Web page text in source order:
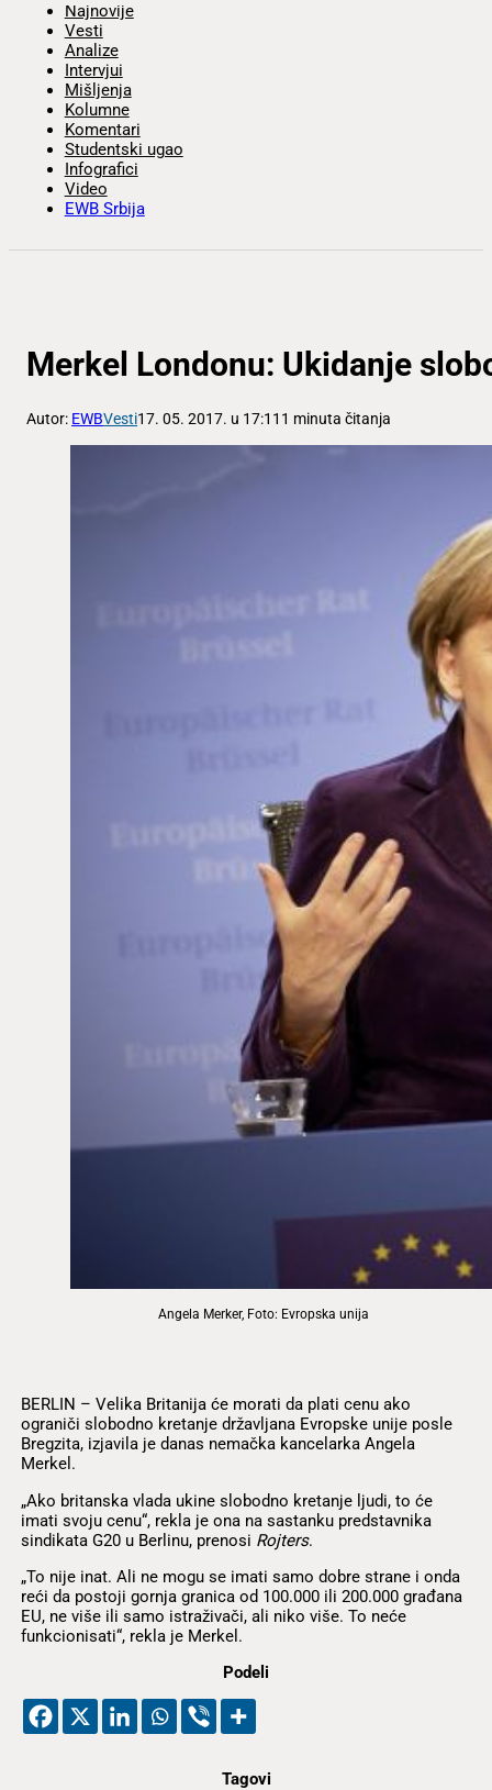
Najnovije
Vesti
Analize
Intervjui
Mišljenja
Kolumne
Komentari
Studentski ugao
Infografici
Video
EWB Srbija
Merkel Londonu: Ukidanje
Autor: EWBVesti17. 05. 2017. u 17:11 1 minuta čitanja
Angela Merker, Foto: Evropska unija
BERLIN – Velika Britanija će morati da plati cenu ako
ograniči slobodno kretanje državljana Evropske unije posle
Bregzita, izjavila je danas nemačka kancelarka Angela
Merkel.
„Ako britanska vlada ukine slobodno kretanje ljudi, to će
imati svoju cenu“, rekla je ona na sastanku predstavnika
sindikata G20 u Berlinu, prenosi Rojters.
„To nije inat. Ali ne mogu se imati samo dobre strane i onda
reći da postoji gornja granica od 100.000 ili 200.000 građana
EU, ne više ili samo istraživači, ali niko više. To neće
funkcionisati“, rekla je Merkel.
Podeli
Tagovi